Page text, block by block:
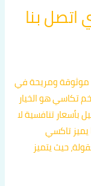
بنا
موثوقة ومريحة في
تكاسي هو الخيار
بأسعار تنافسية لا
يميز تاكسي
حيث يتميز